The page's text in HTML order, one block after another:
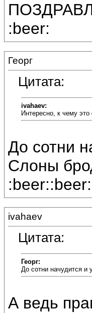
:beer:
Георг
Цитата:
ivahaev:
Интересно, к чему
До сотни
Слоны
ivahaev
Цитата:
Георг:
До сотни начудится и
А ведь